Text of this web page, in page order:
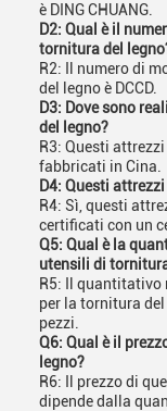
è DING CHUANG.
D2: Qual è il
tornitura del
R2: Il numero di
del legno è DCCD.
D3: Dove sono
del legno?
R3: Questi
fabbricati in Cina.
D4: Questi
R4: Sì, questi
certificati con un
Q5: Qual è la
utensili di
R5: Il quantitativo
per la tornitura
pezzi.
Q6: Qual è il
legno?
R6: Il prezzo di
dipende dalla